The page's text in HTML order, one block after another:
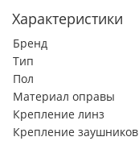
Характеристики
Бренд
Тип
Пол
Материал оправы
Крепление линз
Крепление заушников